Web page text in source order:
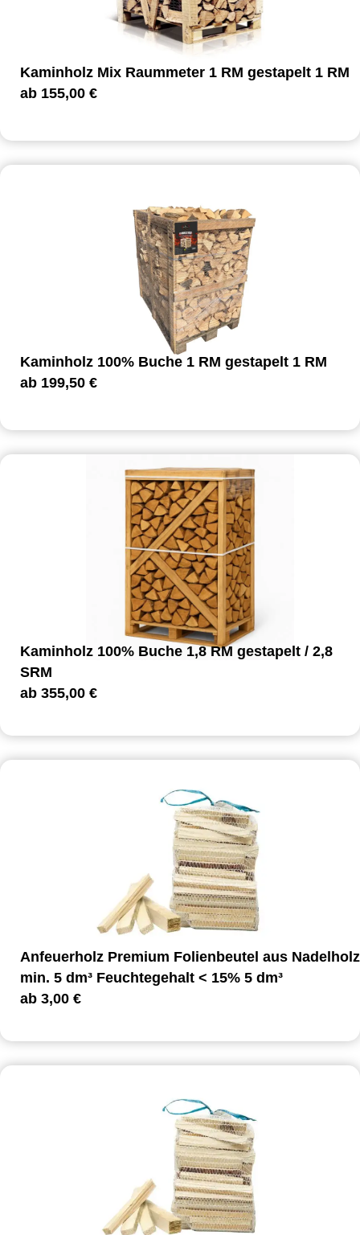
Kaminholz Mix Raummeter 1 RM gestapelt 1 RM
ab 155,00 €
Kaminholz 100% Buche 1 RM gestapelt 1 RM
ab 199,50 €
Kaminholz 100% Buche 1,8 RM gestapelt / 2,8
SRM
ab 355,00 €
Anfeuerholz Premium Folienbeutel aus Nadelholz
min. 5 dm³ Feuchtegehalt < 15% 5 dm³
ab 3,00 €